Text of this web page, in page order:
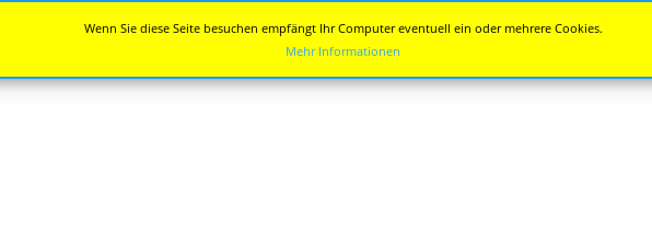
Wenn Sie diese Seite besuchen empfängt Ihr Computer eventuell ein oder mehrere Cookies.
Mehr Informationen